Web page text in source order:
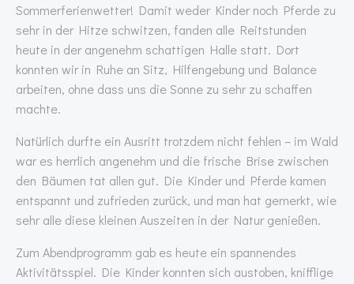
Sommerferienwetter! Damit weder Kinder noch Pferde zu
sehr in der Hitze schwitzen, fanden alle Reitstunden
heute in der angenehm schattigen Halle statt. Dort
konnten wir in Ruhe an Sitz, Hilfengebung und Balance
arbeiten, ohne dass uns die Sonne zu sehr zu schaffen
machte.
Natürlich durfte ein Ausritt trotzdem nicht fehlen – im Wald
war es herrlich angenehm und die frische Brise zwischen
den Bäumen tat allen gut. Die Kinder und Pferde kamen
entspannt und zufrieden zurück, und man hat gemerkt, wie
sehr alle diese kleinen Auszeiten in der Natur genießen.
Zum Abendprogramm gab es heute ein spannendes
Aktivitätsspiel. Die Kinder konnten sich austoben, knifflige